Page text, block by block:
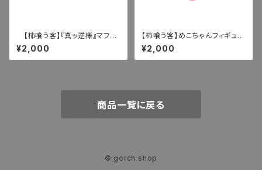
【柿喰う客】『真ッ逆様』マフラ
ータオル
¥2,000
【柿喰う客】めこちゃんフィギュア
キーホルダー
¥2,000
商品一覧に戻る
© gorch shop